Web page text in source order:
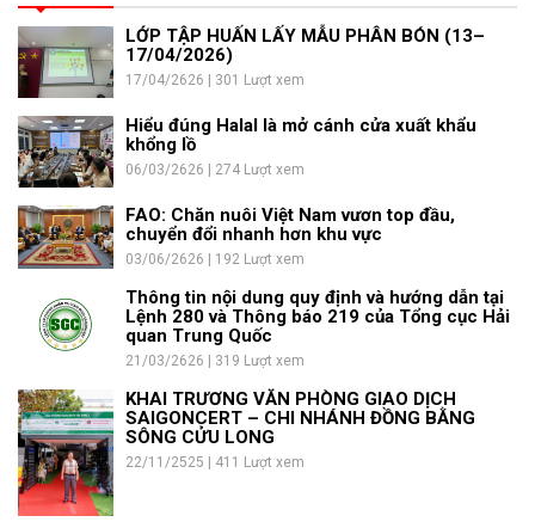
LỚP TẬP HUẤN LẤY MẪU PHÂN BÓN (13–
17/04/2026)
17/04/2626 | 301 Lượt xem
Hiểu đúng Halal là mở cánh cửa xuất khẩu
khổng lồ
06/03/2626 | 274 Lượt xem
FAO: Chăn nuôi Việt Nam vươn top đầu,
chuyển đổi nhanh hơn khu vực
03/06/2626 | 192 Lượt xem
Thông tin nội dung quy định và hướng dẫn tại
Lệnh 280 và Thông báo 219 của Tổng cục Hải
quan Trung Quốc
21/03/2626 | 319 Lượt xem
KHAI TRƯƠNG VĂN PHÒNG GIAO DỊCH
SAIGONCERT – CHI NHÁNH ĐỒNG BẰNG
SÔNG CỬU LONG
22/11/2525 | 411 Lượt xem